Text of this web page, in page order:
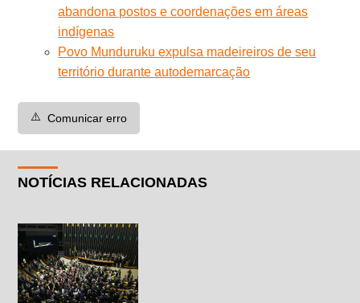
abandona postos e coordenações em áreas
indígenas
Povo Munduruku expulsa madeireiros de seu
território durante autodemarcação
⚠️ Comunicar erro
NOTÍCIAS RELACIONADAS